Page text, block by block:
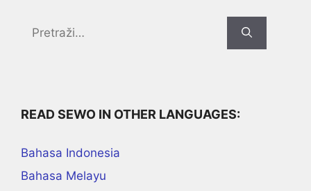
for:
READ SEWO IN OTHER LANGUAGES:
Bahasa Indonesia
Bahasa Melayu